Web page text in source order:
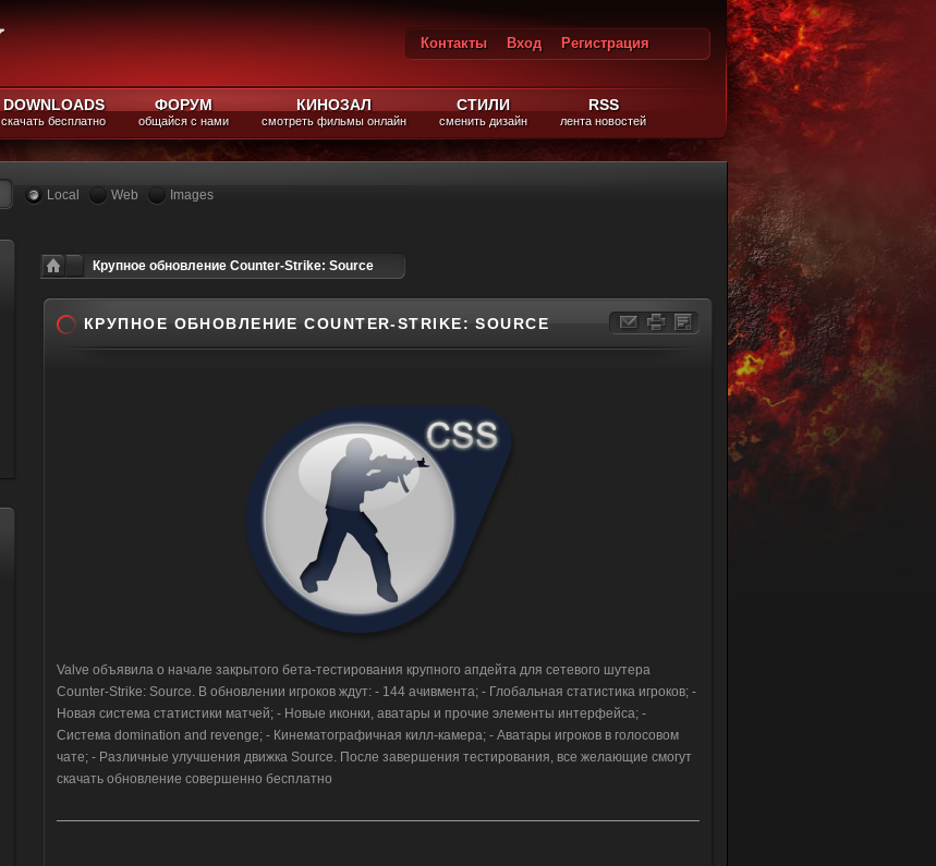
Контакты Вход
Регистрация
DOWNLOADS
скачать бесплатно
ФОРУМ
общайся с нами
КИНОЗАЛ
смотреть фильмы онлайн
СТИЛИ
сменить дизайн
RSS
лента новостей
Local Web Images
Крупное обновление Counter-Strike: Source
КРУПНОЕ ОБНОВЛЕНИЕ COUNTER-STRIKE: SOURCE
Valve объявила о начале закрытого бета-тестирования крупного апдейта для сетевого шутера
Counter-Strike: Source. В обновлении игроков ждут: - 144 ачивмента; - Глобальная статистика игроков; -
Новая система статистики матчей; - Новые иконки, аватары и прочие элементы интерфейса; -
Система domination and revenge; - Кинематографичная килл-камера; - Аватары игроков в голосовом
чате; - Различные улучшения движка Source. После завершения тестирования, все желающие смогут
скачать обновление совершенно бесплатно